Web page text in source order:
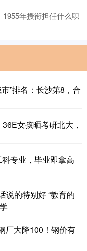
年授衔担任什么职
”排名：长沙第8，合
女孩晒考研北大，
专业，毕业即拿高
说的特别好 “教育的
厂大降100！钢价有